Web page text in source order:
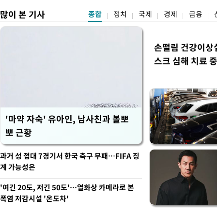
많이 본 기사 종합 정치 국제 경제 금융
'마약 자숙' 유아인, 남사친과 볼뽀
뽀 근황
손떨림 건강이
스크 심해 치료
과거 성 접대 7경기서 한국 축구 무패…FIFA 징
계 가능성은
'여긴 20도, 저긴 50도'…열화상 카메라로 본
폭염 저감시설 '온도차'